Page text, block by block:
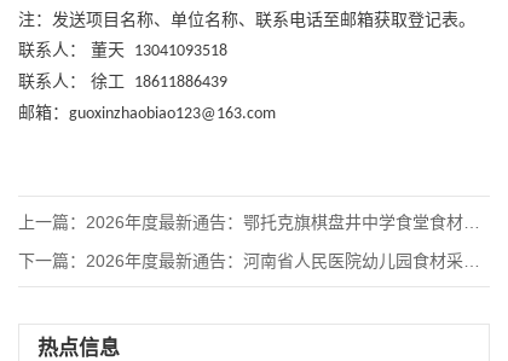
注：发送项目名称、单位名称、联系电话至邮箱获取登记表。
联系人：
董天 13041093518
联系人：
徐工
18611886439
邮箱： guoxinzhaobiao123@163.com
上一篇： 2026年度最新通告：鄂托克旗棋盘井中学食堂食材配送（入围）
下一篇： 2026年度最新通告：河南省人民医院幼儿园食材采购项目公开遴
热点信息